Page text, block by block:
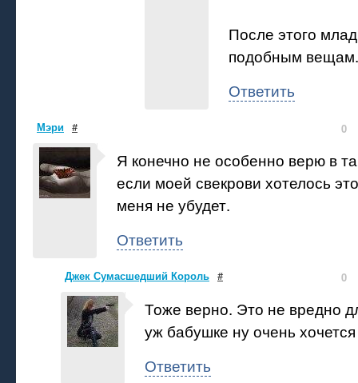
После этого
подобным вещам.
Ответить
Мэри # 0
Я конечно не особенно верю в
если моей свекрови хотелось
меня не убудет.
Ответить
Джек Сумасшедший Король # 0
Тоже верно. Это не вредно
уж бабушке ну очень
Ответить